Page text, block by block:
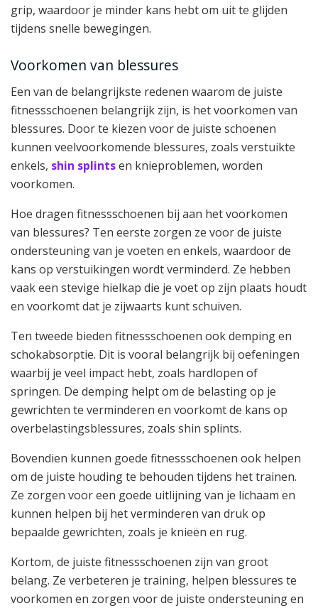
grip, waardoor je minder kans hebt om uit te glijden
tijdens snelle bewegingen.
Voorkomen van blessures
Een van de belangrijkste redenen waarom de juiste
fitnessschoenen belangrijk zijn, is het voorkomen van
blessures. Door te kiezen voor de juiste schoenen
kunnen veelvoorkomende blessures, zoals verstuikte
enkels, shin splintsen knieproblemen, worden
voorkomen.
Hoe dragen fitnessschoenen bij aan het voorkomen
van blessures? Ten eerste zorgen ze voor de juiste
ondersteuning van je voeten en enkels, waardoor de
kans op verstuikingen wordt verminderd. Ze hebben
vaak een stevige hielkap die je voet op zijn plaats houdt
en voorkomt dat je zijwaarts kunt schuiven.
Ten tweede bieden fitnessschoenen ook demping en
schokabsorptie. Dit is vooral belangrijk bij oefeningen
waarbij je veel impact hebt, zoals hardlopen of
springen. De demping helpt om de belasting op je
gewrichten te verminderen en voorkomt de kans op
overbelastingsblessures, zoals shin splints.
Bovendien kunnen goede fitnessschoenen ook helpen
om de juiste houding te behouden tijdens het trainen.
Ze zorgen voor een goede uitlijning van je lichaam en
kunnen helpen bij het verminderen van druk op
bepaalde gewrichten, zoals je knieën en rug.
Kortom, de juiste fitnessschoenen zijn van groot
belang. Ze verbeteren je training, helpen blessures te
voorkomen en zorgen voor de juiste ondersteuning en